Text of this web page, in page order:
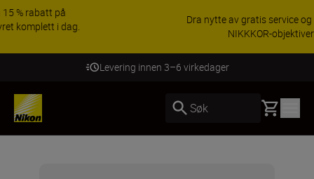
Dra nytte av gratis service og få 5-års garanti på
Lær mer
Levering innen 3–6 virkedager
Søk Basket